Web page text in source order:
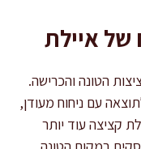
של איילת
הטונה והכרישה.
עם ניחוח מעודן,
קציצה עוד יותר